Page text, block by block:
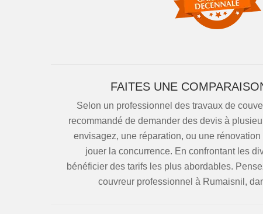
FAITES UNE
Selon un professionnel des travaux de
recommandé de demander des devis à
envisagez, une réparation, ou une
jouer la concurrence. En confrontant les
bénéficier des tarifs les plus abordables.
couvreur professionnel à Rumaisnil,